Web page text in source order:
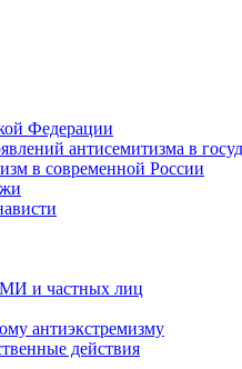
Федерации
антисемитизма в
в современной России
и частных лиц
антиэкстремизму
действия